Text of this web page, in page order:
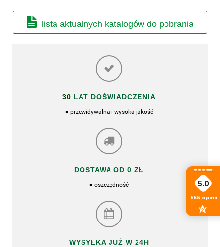
lista aktualnych katalogów do pobrania
30 LAT DOŚWIADCZENIA
= przewidywalna i wysoka jakość
DOSTAWA OD 0 ZŁ
= oszczędność
WYSYŁKA JUŻ W 24H
5.0
555 opinii